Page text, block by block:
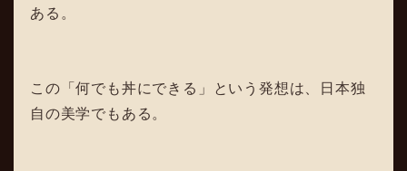
ある。
この「何でも丼にできる」という発想は、日本独
自の美学でもある。